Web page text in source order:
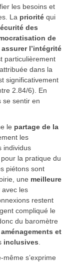
les besoins et
La priorité qui
des
de
assurer l’intégrité
particulièrement
dans la
significativement
2.84/6). En
se sentir en
le partage de la
les
individus
la pratique du
piétons sont
une meilleure
avec les
restent
compliqué le
du baromètre
et
inclusives
s’exprime